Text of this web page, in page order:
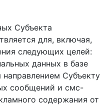
Субъекта
для, включая,
следующих целей:
данных в базе
Субъекту
сообщений и смс-
содержания от